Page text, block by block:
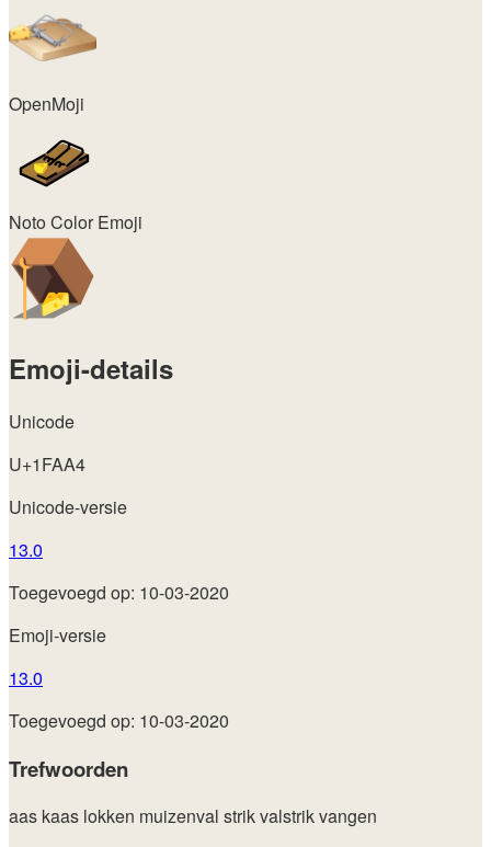
OpenMoji
Noto Color Emoji
Emoji-details
Unicode
U+1FAA4
Unicode-versie
13.0
Toegevoegd op: 10-03-2020
Emoji-versie
13.0
Toegevoegd op: 10-03-2020
Trefwoorden
aas kaas lokken muizenval strikvalstrikvangen